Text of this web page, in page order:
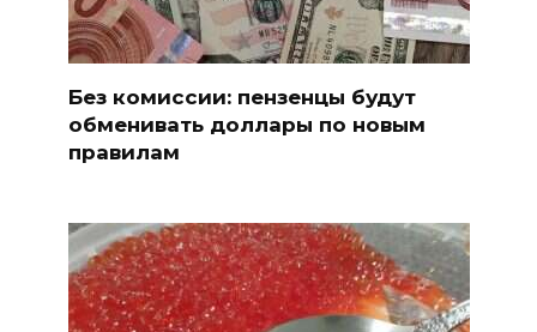
Без комиссии: пензенцы будут
обменивать доллары по новым
правилам